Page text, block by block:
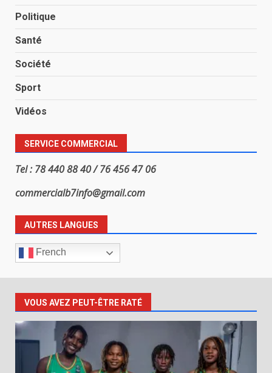
Politique
Santé
Société
Sport
Vidéos
SERVICE COMMERCIAL
Tel : 78 440 88 40 / 76 456 47 06
commercialb7info@gmail.com
AUTRES LANGUES
French
VOUS AVEZ PEUT-ÊTRE RATÉ